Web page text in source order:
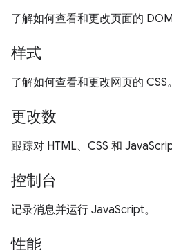
了解如何查看和更改页面的 DOM
样式
了解如何查看和更改网页的 CSS。
更改数
跟踪对 HTML、CSS 和
控制台
记录消息并运行 JavaScript。
性能